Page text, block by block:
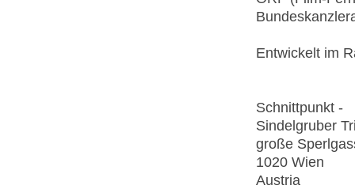
Entwickelt im
Schnittpunkt -
Sindelgruber
große
1020 Wien
Austria